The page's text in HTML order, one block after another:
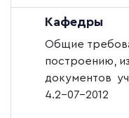
Кафедры
Общие
построению,
документов
4.2–07–2012